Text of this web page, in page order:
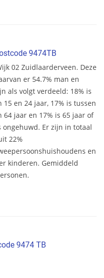
9474TB
02 Zuidlaarderveen. Deze
er 54.7% man en
als volgt verdeeld: 18% is
en 24 jaar, 17% is tussen
64 jaar en 17% is 65 jaar of
ongehuwd. Er zijn in totaal
22%
en
kinderen. Gemiddeld
9474 TB